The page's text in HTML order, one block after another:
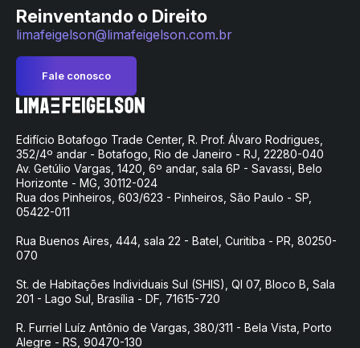
Reinventando o Direito
limafeigelson@limafeigelson.com.br
Fale conosco
Edifício Botafogo Trade Center, R. Prof. Álvaro Rodrigues,
352/4º andar - Botafogo, Rio de Janeiro - RJ, 22280-040
Av. Getúlio Vargas, 1420, 6º andar, sala 6P - Savassi, Belo
Horizonte - MG, 30112-024
Rua dos Pinheiros, 603/623 - Pinheiros, São Paulo - SP,
05422-011
Rua Buenos Aires, 444, sala 22 - Batel, Curitiba - PR, 80250-
070
St. de Habitações Individuais Sul (SHIS), QI 07, Bloco B, Sala
201 - Lago Sul, Brasília - DF, 71615-720
R. Furriel Luíz Antônio de Vargas, 380/311 - Bela Vista, Porto
Alegre - RS, 90470-130